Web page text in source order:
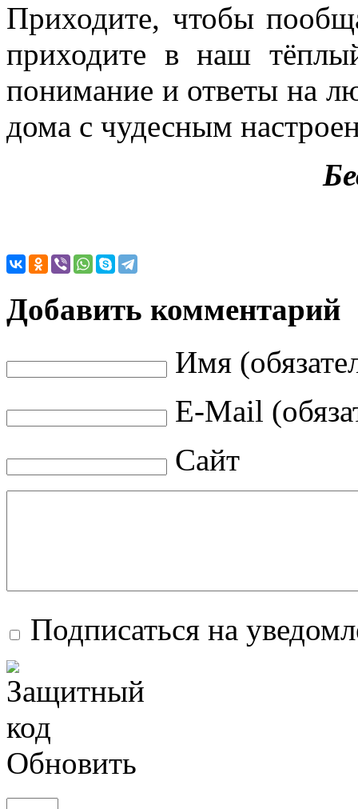
Приходите, чтобы
приходите в наш
понимание и ответы на
дома с чудесным
Добавить комментарий
Имя
E-Mail
Сайт
Подписаться на
Обновить